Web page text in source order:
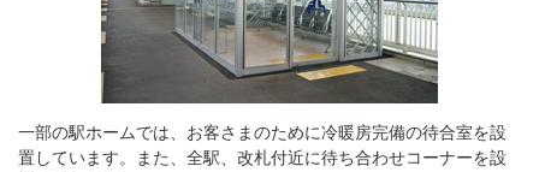
一部の駅ホームでは、お客さまのために冷暖房完備の待合室を設
置しています。また、全駅、改札付近に待ち合わせコーナーを設